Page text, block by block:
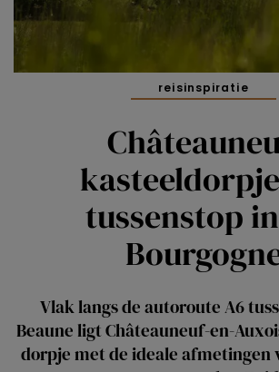
reisinspiratie
tussenstop
Vlak langs de autoroute A6
Beaune ligt Châteauneuf-en-
dorpje met de ideale afmetingen